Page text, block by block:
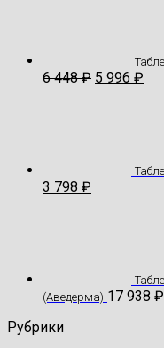
6 448₽ 5 996 ₽
3 798 ₽
(Аведерма) 17 938₽
Рубрики